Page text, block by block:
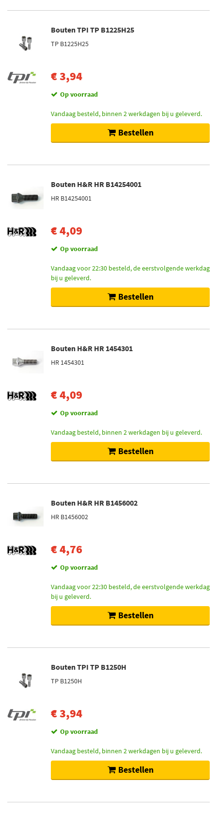
Niet op voorraad (424)
Op voorraad (235)
Bouten TPI TP B1225H25
TP B1225H25
€ 3,94
Op voorraad
Vandaag besteld, binnen 2 werkdagen bij u geleverd.
Bestellen
Bouten H&R HR B14254001
HR B14254001
€ 4,09
Op voorraad
Vandaag voor 22:30 besteld, de eerstvolgende werkdag
bij u geleverd.
Bestellen
Bouten H&R HR 1454301
HR 1454301
€ 4,09
Op voorraad
Vandaag besteld, binnen 2 werkdagen bij u geleverd.
Bestellen
Bouten H&R HR B1456002
HR B1456002
€ 4,76
Op voorraad
Vandaag voor 22:30 besteld, de eerstvolgende werkdag
bij u geleverd.
Bestellen
Bouten TPI TP B1250H
TP B1250H
€ 3,94
Op voorraad
Vandaag besteld, binnen 2 werkdagen bij u geleverd.
Bestellen